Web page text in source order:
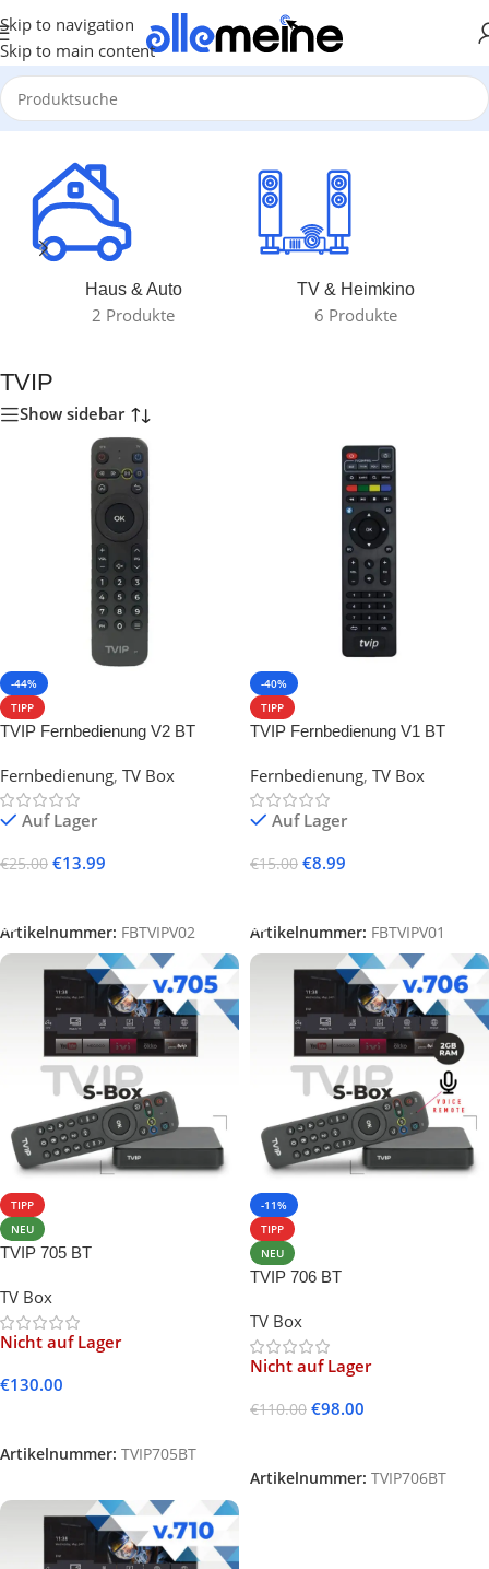
Skip to navigation
Skip to main content
Start/TVIP
Haus & Auto
2 Produkte
TV & Heimkino
6 Produkte
TVIP
Show sidebar
-44%
TIPP
TVIP Fernbedienung V2 BT
Fernbedienung, TV Box
Auf Lager
€25.00 €13.99
Artikelnummer: FBTVIPV02
-40%
TIPP
TVIP Fernbedienung V1 BT
Fernbedienung, TV Box
Auf Lager
€15.00 €8.99
Artikelnummer: FBTVIPV01
TIPP
NEU
TVIP 705 BT
TV Box
Nicht auf Lager
€130.00
Artikelnummer: TVIP705BT
-11%
TIPP
NEU
TVIP 706 BT
TV Box
Nicht auf Lager
€110.00 €98.00
Artikelnummer: TVIP706BT